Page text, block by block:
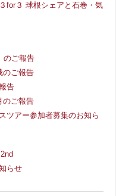
for３ 球根シェアと石巻・気
のご報告
ご報告
告
のご報告
ツアー参加者募集のお知ら
らせ